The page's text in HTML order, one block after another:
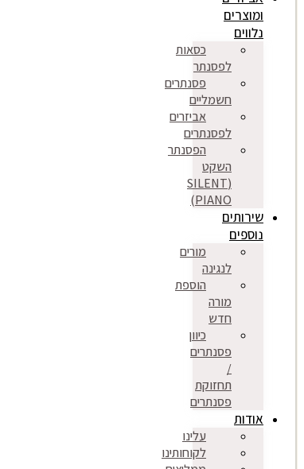
ומוצרים
נלווים
כסאות
לפסנתר
פסנתרים
חשמליים
אביזרים
לפסנתרים
הפסנתר
השקט
(SILENT
PIANO)
שירותים
נוספים
מורים
לנגינה
הוספת
מורה
חדש
כיוון
פסנתרים
/
תחזוקת
פסנתרים
אודות
עלינו
לקוחותינו